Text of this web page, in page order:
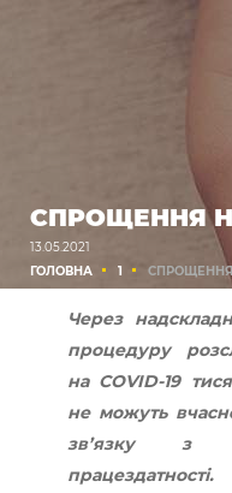
СПРОЩЕННЯ
13.05.2021
ГОЛОВНА
1 СПРОЩЕННЯ
Через
процедуру
на COVID-19
не можуть
зв’язку з
працездатності.